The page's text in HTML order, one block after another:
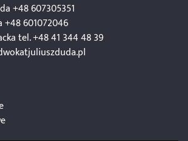
+48 607305351
+48 601072046
tel.+48 41 344 48 39